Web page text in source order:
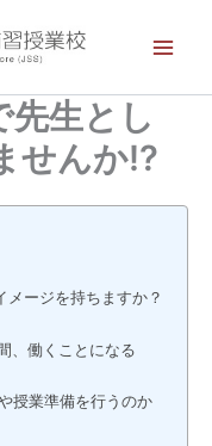
先生とし
せんか!?
メージを持ちますか？
、働くことになる
授業準備を行うのか